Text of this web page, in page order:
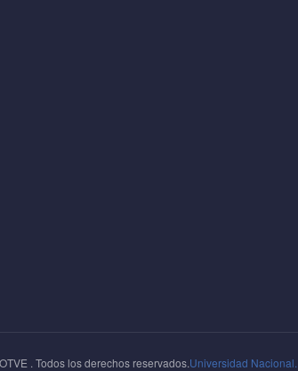
. Todos los derechos reservados.Universidad Nacional.